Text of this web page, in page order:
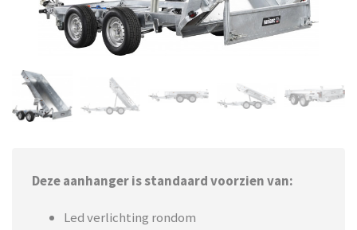
Deze aanhanger is standaard voorzien van:
Led verlichting rondom